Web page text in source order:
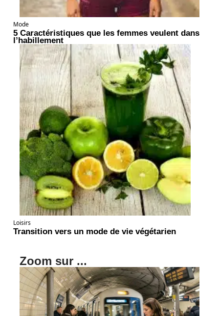
Mode
5 Caractéristiques que les femmes veulent dans
l’habillement
Loisirs
Transition vers un mode de vie végétarien
Zoom sur ...